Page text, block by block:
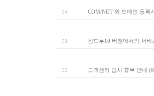
54 COM/NET 외 도메인 등록
53 윈도우10 버전에서의 서
52 고객센터 임시 휴무 안내